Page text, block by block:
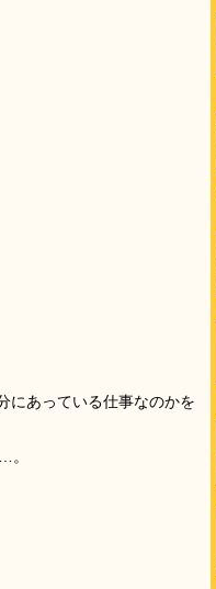
にあっている仕事なのかを
。